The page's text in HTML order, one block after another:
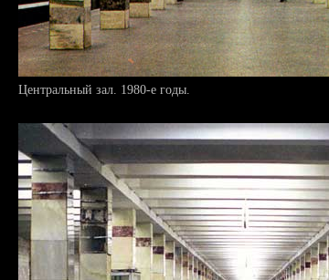
Центральный зал. 1980-е годы.